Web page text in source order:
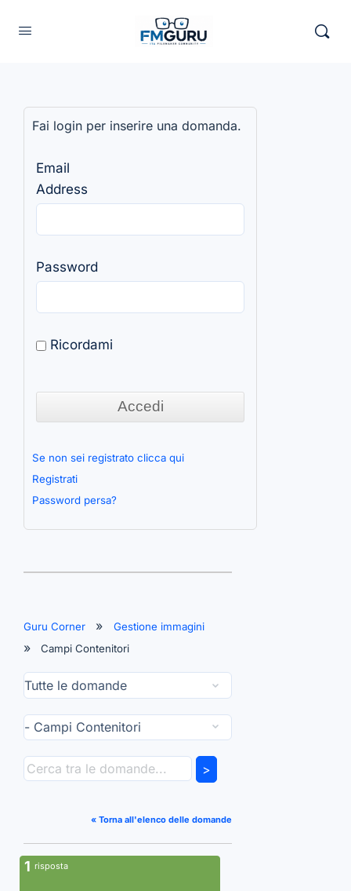
Fai login per inserire una domanda.
Email
Address
Password
Ricordami
Se non sei registrato clicca qui
Registrati
Password persa?
Guru Corner
Gestione immagini
Campi Contenitori
>
« Torna all'elenco delle domande
1 risposta